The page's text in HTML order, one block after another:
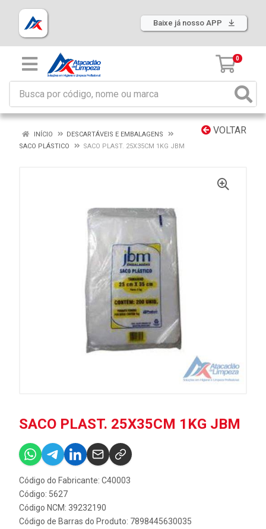
Baixe já nosso APP
0
VOLTAR
INÍCIO
DESCARTÁVEIS E EMBALAGENS
SACO PLÁSTICO
SACO PLAST. 25X35CM 1KG JBM
SACO PLAST. 25X35CM 1KG JBM
Código do Fabricante: C40003
Código: 5627
Código NCM: 39232190
Código de Barras do Produto: 7898445630035